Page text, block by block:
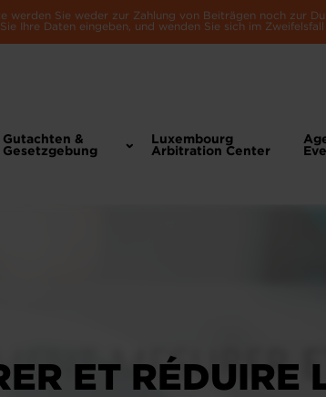
werden Sie weder zur Zahlung von Beiträgen noch zur
Ihre Daten eingeben, und wenden Sie sich im Zweifelsfall
Gutachten &
Gesetzgebung
Luxembourg
Arbitration Center
ET RÉDUIRE